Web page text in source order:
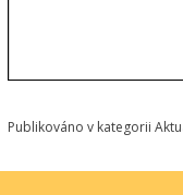
Publikováno v kategorii